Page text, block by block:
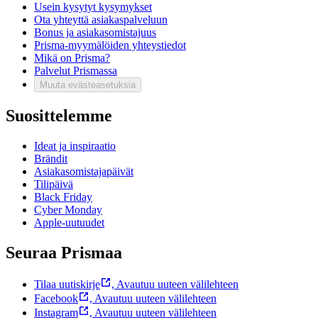
Usein kysytyt kysymykset
Ota yhteyttä asiakaspalveluun
Bonus ja asiakasomistajuus
Prisma-myymälöiden yhteystiedot
Mikä on Prisma?
Palvelut Prismassa
Muuta evästeasetuksia
Suosittelemme
Ideat ja inspiraatio
Brändit
Asiakasomistajapäivät
Tilipäivä
Black Friday
Cyber Monday
Apple-uutuudet
Seuraa Prismaa
Tilaa uutiskirje , Avautuu uuteen välilehteen
Facebook
, Avautuu uuteen välilehteen
Instagram
, Avautuu uuteen välilehteen